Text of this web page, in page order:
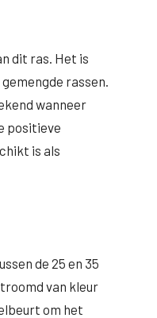
dit ras. Het is
rassen.
wanneer
positieve
is als
de 25 en 35
van kleur
om het